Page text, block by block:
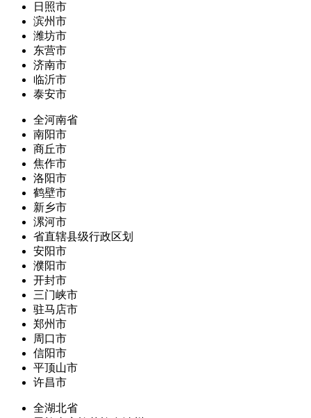
日照市
滨州市
潍坊市
东营市
济南市
临沂市
泰安市
全河南省
南阳市
商丘市
焦作市
洛阳市
鹤壁市
新乡市
漯河市
省直辖县级行政区划
安阳市
濮阳市
开封市
三门峡市
驻马店市
郑州市
周口市
信阳市
平顶山市
许昌市
全湖北省